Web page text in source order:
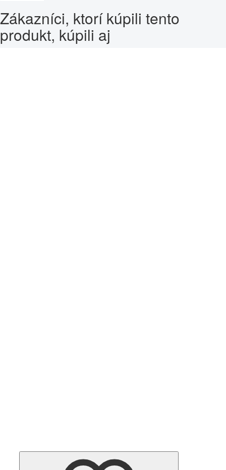
Zákazníci, ktorí kúpili tento
produkt, kúpili aj